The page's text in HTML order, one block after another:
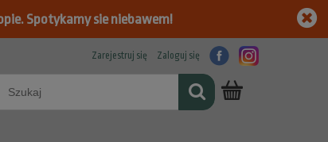
Spotykamy sie niebawem!
Zarejestruj się Zaloguj się